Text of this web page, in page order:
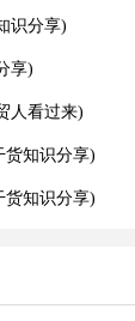
识分享)
享)
人看过来)
货知识分享)
货知识分享)